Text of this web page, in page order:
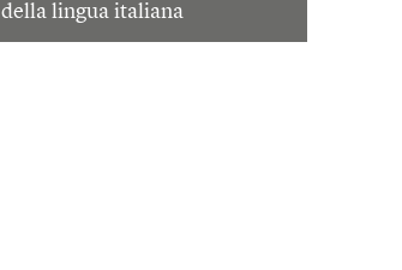
della lingua italiana